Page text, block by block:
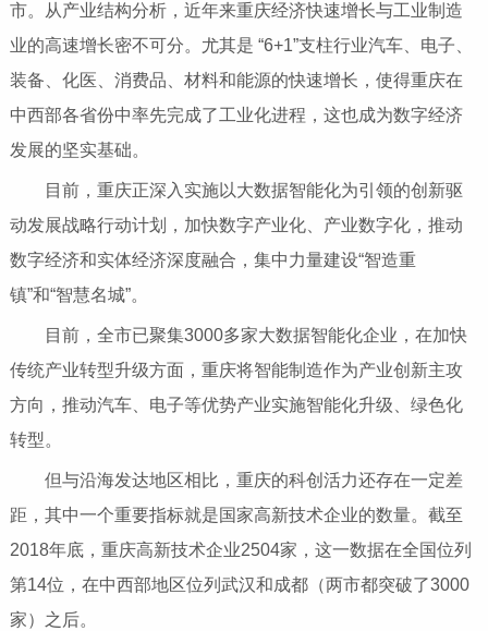
市。从产业结构分析，近年来重庆经济快速增长与工业制造
业的高速增长密不可分。尤其是 “6+1”支柱行业汽车、电子、
装备、化医、消费品、材料和能源的快速增长，使得重庆在
中西部各省份中率先完成了工业化进程，这也成为数字经济
发展的坚实基础。
目前，重庆正深入实施以大数据智能化为引领的创新驱
动发展战略行动计划，加快数字产业化、产业数字化，推动
数字经济和实体经济深度融合，集中力量建设“智造重
镇”和“智慧名城”。
目前，全市已聚集3000多家大数据智能化企业，在加快
传统产业转型升级方面，重庆将智能制造作为产业创新主攻
方向，推动汽车、电子等优势产业实施智能化升级、绿色化
转型。
但与沿海发达地区相比，重庆的科创活力还存在一定差
距，其中一个重要指标就是国家高新技术企业的数量。截至
2018年底，重庆高新技术企业2504家，这一数据在全国位列
第14位，在中西部地区位列武汉和成都（两市都突破了3000
家）之后。